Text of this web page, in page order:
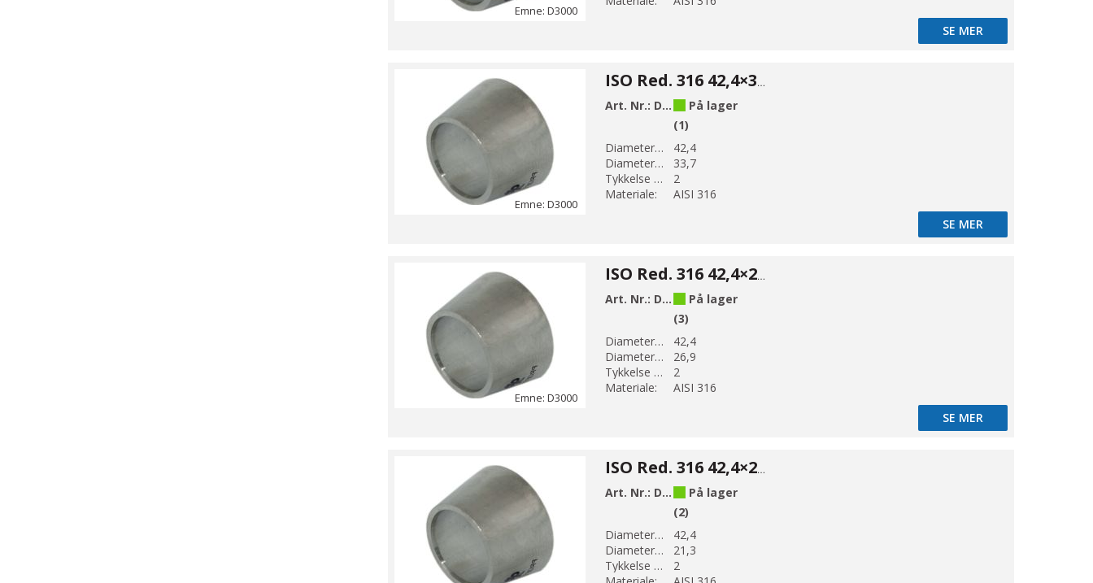
Emne: D3000
SE MER
Emne: D3000
ISO Red. 316 42,4×33,7*2
Art. Nr.: D3005
På lager
(1)
Diameter 1 (mm):
42,4
Diameter 2 (mm):
33,7
Tykkelse (mm):
2
Materiale:
AISI 316
SE MER
Emne: D3000
ISO Red. 316 42,4×26,9*2
Art. Nr.: D3006
På lager
(3)
Diameter 1 (mm):
42,4
Diameter 2 (mm):
26,9
Tykkelse (mm):
2
Materiale:
AISI 316
SE MER
ISO Red. 316 42,4×21,3*2
Art. Nr.: D3007
På lager
(2)
Diameter 1 (mm):
42,4
Diameter 2 (mm):
21,3
Tykkelse (mm):
2